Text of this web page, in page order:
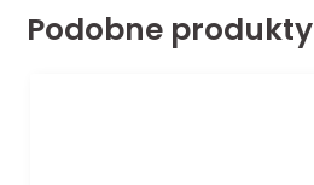
Podobne produkty